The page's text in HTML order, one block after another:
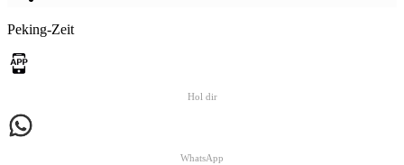
Peking-Zeit
Hol dir
WhatsApp